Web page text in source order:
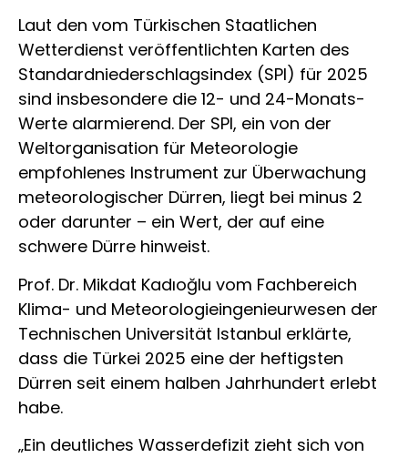
Laut den vom Türkischen Staatlichen
Wetterdienst veröffentlichten Karten des
Standardniederschlagsindex (SPI) für 2025
sind insbesondere die 12- und 24-Monats-
Werte alarmierend. Der SPI, ein von der
Weltorganisation für Meteorologie
empfohlenes Instrument zur Überwachung
meteorologischer Dürren, liegt bei minus 2
oder darunter – ein Wert, der auf eine
schwere Dürre hinweist.
Prof. Dr. Mikdat Kadıoğlu vom Fachbereich
Klima- und Meteorologieingenieurwesen der
Technischen Universität Istanbul erklärte,
dass die Türkei 2025 eine der heftigsten
Dürren seit einem halben Jahrhundert erlebt
habe.
„Ein deutliches Wasserdefizit zieht sich von